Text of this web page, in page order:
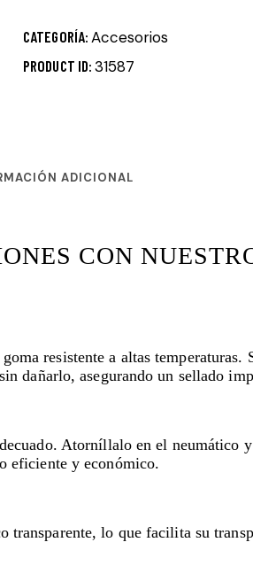
CATEGORÍA: Accesorios
PRODUCT ID:31587
ADICIONAL
CON
resistente a altas temperaturas.
dañarlo, asegurando un sellado
Atorníllalo en el neumático
eficiente y económico.
transparente, lo que facilita su